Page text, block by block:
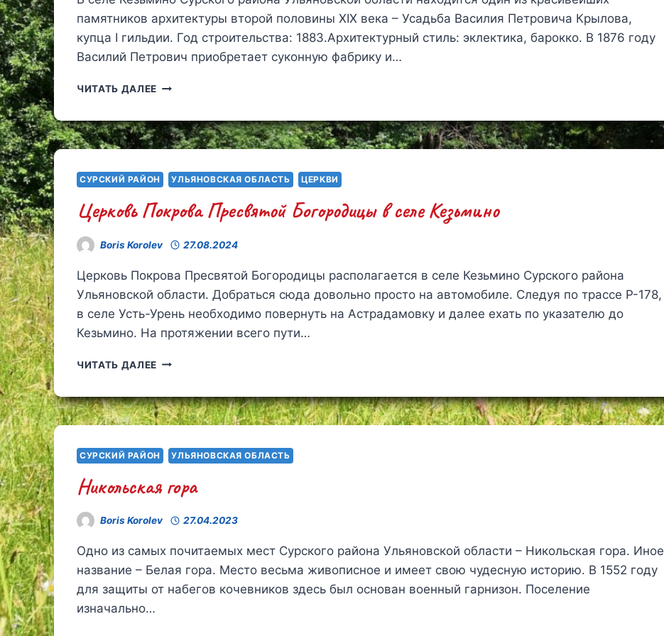
памятников архитектуры второй половины XIX века – Усадьба Василия Петровича Крылова,
купца I гильдии. Год строительства: 1883.Архитектурный стиль: эклектика, барокко. В 1876 году
Василий Петрович приобретает суконную фабрику и…
ЧИТАТЬ ДАЛЕЕ УСАДЬБА
КРЫЛОВА
В
КЕЗЬМИНО
СУРСКИЙ РАЙОН УЛЬЯНОВСКАЯ ОБЛАСТЬ ЦЕРКВИ
Церковь Покрова Пресвятой Богородицы в селе Кезьмино
Boris Korolev 27.08.2024
Церковь Покрова Пресвятой Богородицы располагается в селе Кезьмино Сурского района
Ульяновской области. Добраться сюда довольно просто на автомобиле. Следуя по трассе Р-178,
в селе Усть-Урень необходимо повернуть на Астрадамовку и далее ехать по указателю до
Кезьмино. На протяжении всего пути…
ЧИТАТЬ ДАЛЕЕ ЦЕРКОВЬ
БОГОРОДИЦЫ
В
КЕЗЬМИНО
СУРСКИЙ РАЙОН УЛЬЯНОВСКАЯ ОБЛАСТЬ
Никольская гора
Boris Korolev 27.04.2023
Одно из самых почитаемых мест Сурского района Ульяновской области – Никольская гора. Иное
название – Белая гора. Место весьма живописное и имеет свою чудесную историю. В 1552 году
для защиты от набегов кочевников здесь был основан военный гарнизон. Поселение
изначально…